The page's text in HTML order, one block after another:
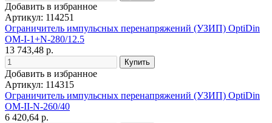
Добавить в избранное
Артикул: 114251
Ограничитель импульсных перенапряжений (УЗИП) OptiDin
OM-I-1+N-280/12.5
13 743,48 р.
Добавить в избранное
Артикул: 114315
Ограничитель импульсных перенапряжений (УЗИП) OptiDin
OM-II-N-260/40
6 420,64 р.